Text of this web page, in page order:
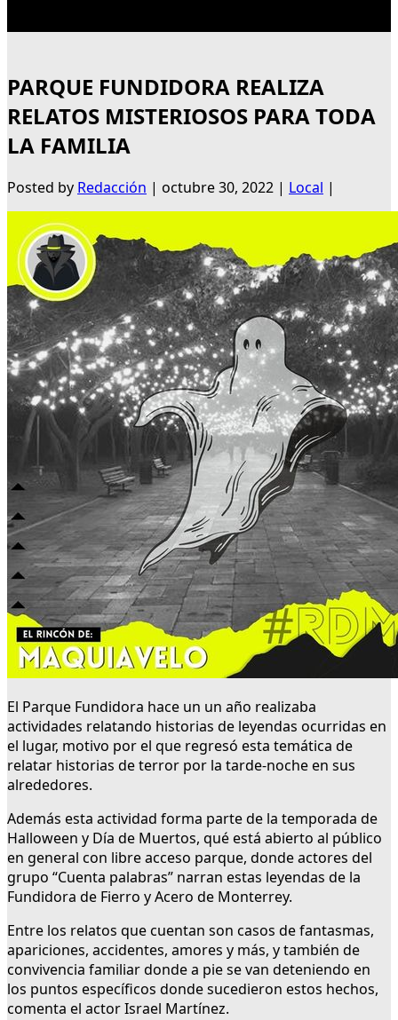
PARQUE FUNDIDORA REALIZA
RELATOS MISTERIOSOS PARA TODA
LA FAMILIA
Posted by Redacción | octubre 30, 2022 | Local |
El Parque Fundidora hace un un año realizaba
actividades relatando historias de leyendas ocurridas en
el lugar, motivo por el que regresó esta temática de
relatar historias de terror por la tarde-noche en sus
alrededores.
Además esta actividad forma parte de la temporada de
Halloween y Día de Muertos, qué está abierto al público
en general con libre acceso parque, donde actores del
grupo “Cuenta palabras” narran estas leyendas de la
Fundidora de Fierro y Acero de Monterrey.
Entre los relatos que cuentan son casos de fantasmas,
apariciones, accidentes, amores y más, y también de
convivencia familiar donde a pie se van deteniendo en
los puntos específicos donde sucedieron estos hechos,
comenta el actor Israel Martínez.